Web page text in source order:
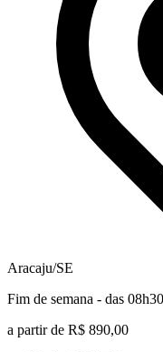
Aracaju/SE
Fim de semana - das
a partir de R$ 890,00